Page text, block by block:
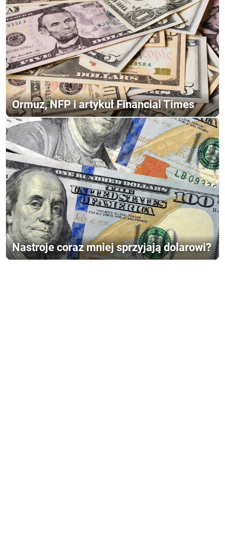
Ormuz, NFP i artykuł Financial Times
Nastroje coraz mniej sprzyjają dolarowi?